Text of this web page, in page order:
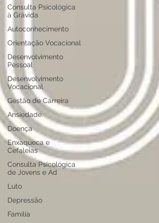
Consulta Psicológica
à Grávida
Autoconhecimento
Orientação Vocacional
Desenvolvimento
Pessoal
Desenvolvimento
Vocacional
Gestão de Carreira
Ansiedade
Doença
Enxaqueca e
Cefaleias
Consulta Psicológica
de Jovens e Ad
Luto
Depressão
Família